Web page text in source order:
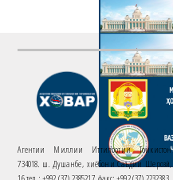
Агентии Миллии Иттилоотии Тоҷикистон
734018. ш. Душанбе, хиёбони Саъдии Шерозӣ,